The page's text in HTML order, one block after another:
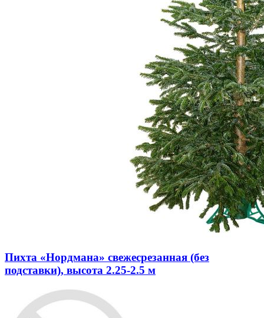
Пихта «Нордмана» свежесрезанная (без
подставки), высота 2.25-2.5 м